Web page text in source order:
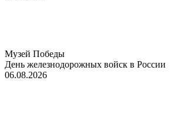
Музей Победы
День железнодорожных войск в России
06.08.2026